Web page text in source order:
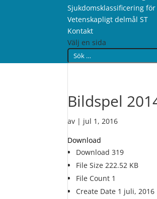
Sjukdomsklassificering
Vetenskapligt delmål ST
Kontakt
Välj en sida
Bildspel
av | jul 1, 2016
Download
Download319
File Size222.52 KB
File Count 1
Create Date 1 juli, 2016